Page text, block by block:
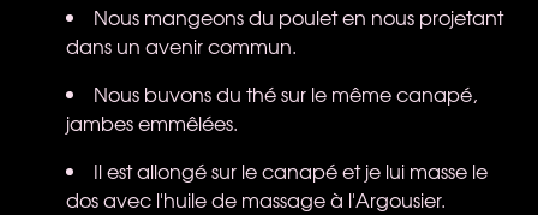
Nous mangeons du poulet en nous projetant
dans un avenir commun.
Nous buvons du thé sur le même canapé,
jambes emmêlées.
Il est allongé sur le canapé et je lui masse le
dos avec l'huile de massage à l'Argousier.